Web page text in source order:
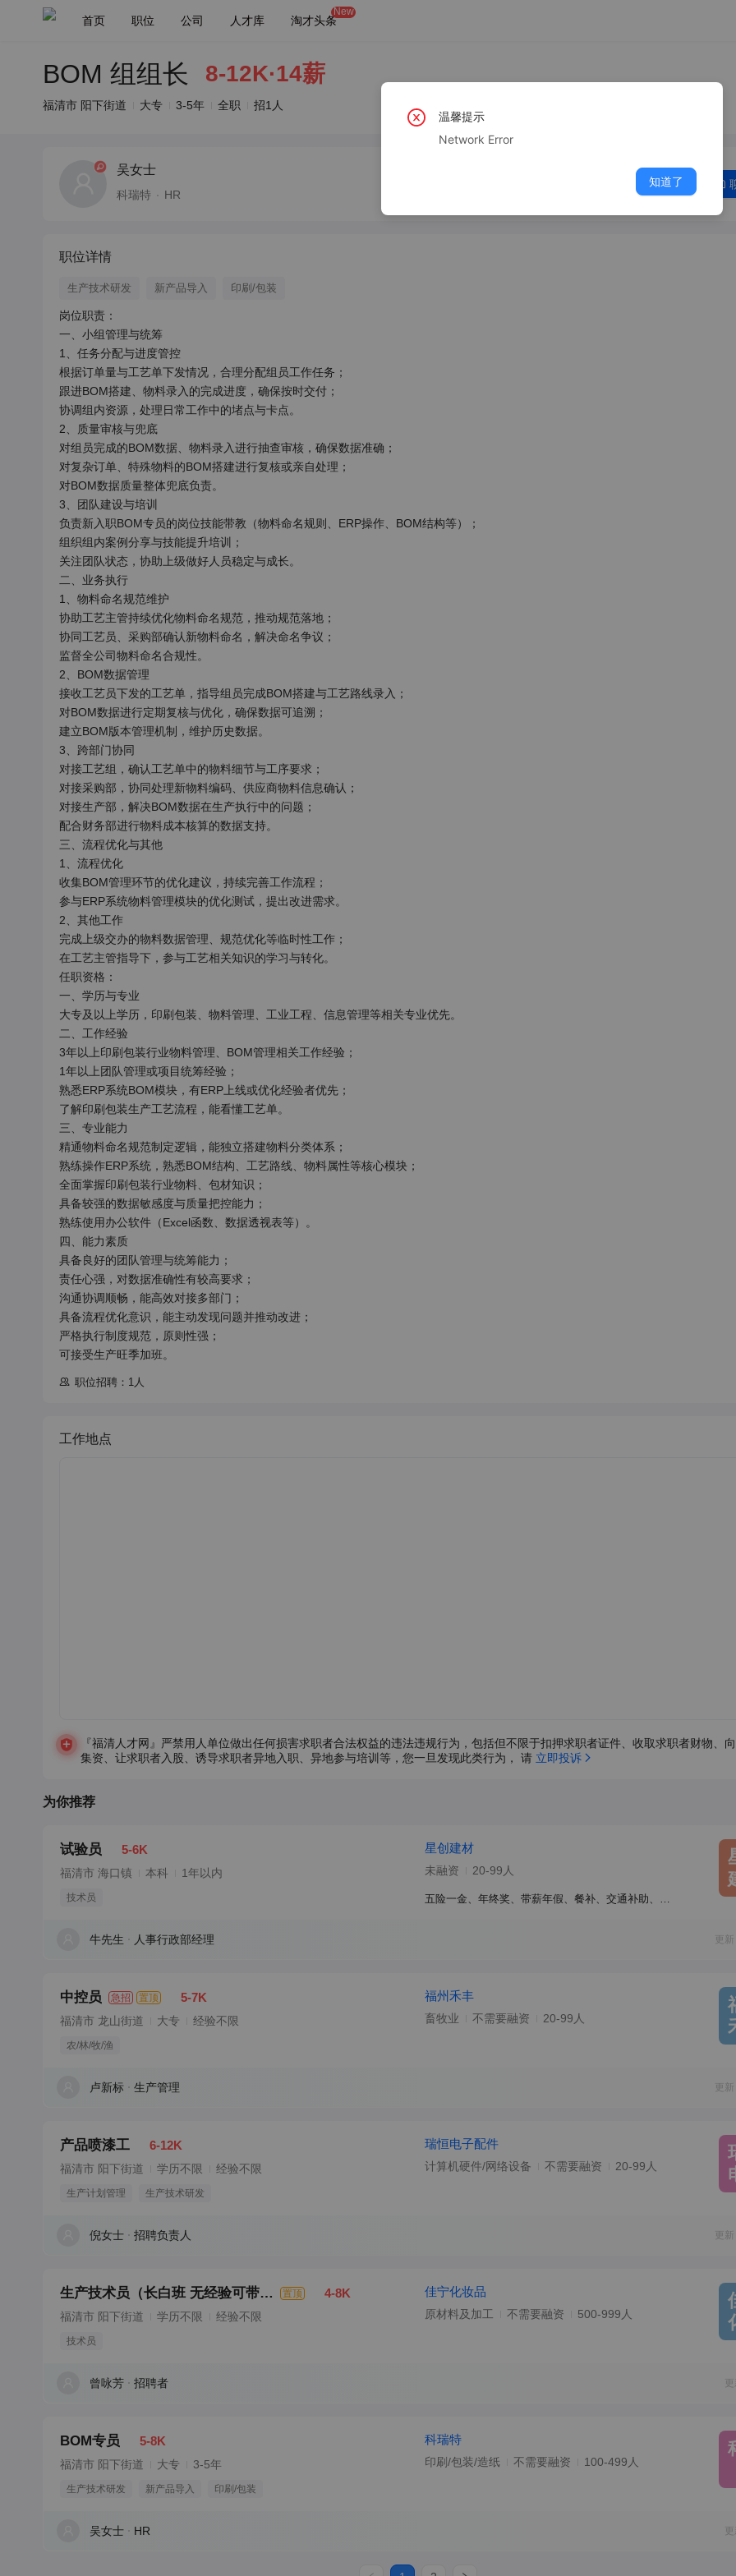
首页 职位 公司 人才库 淘才头条
New
BOM 组组长 8-12K·14薪
福清市 阳下街道 大专 3-5年 全职 招1人
吴女士
科瑞特 HR
职位详情
生产技术研发 新产品导入 印刷/包装
岗位职责：
一、小组管理与统筹
1、任务分配与进度管控
根据订单量与工艺单下发情况，合理分配组员工作任务；
跟进BOM搭建、物料录入的完成进度，确保按时交付；
协调组内资源，处理日常工作中的堵点与卡点。
2、质量审核与兜底
对组员完成的BOM数据、物料录入进行抽查审核，确保数据准确；
对复杂订单、特殊物料的BOM搭建进行复核或亲自处理；
对BOM数据质量整体兜底负责。
3、团队建设与培训
负责新入职BOM专员的岗位技能带教（物料命名规则、ERP操作、BOM结构等）；
组织组内案例分享与技能提升培训；
关注团队状态，协助上级做好人员稳定与成长。
二、业务执行
1、物料命名规范维护
协助工艺主管持续优化物料命名规范，推动规范落地；
协同工艺员、采购部确认新物料命名，解决命名争议；
监督全公司物料命名合规性。
2、BOM数据管理
接收工艺员下发的工艺单，指导组员完成BOM搭建与工艺路线录入；
对BOM数据进行定期复核与优化，确保数据可追溯；
建立BOM版本管理机制，维护历史数据。
3、跨部门协同
对接工艺组，确认工艺单中的物料细节与工序要求；
对接采购部，协同处理新物料编码、供应商物料信息确认；
对接生产部，解决BOM数据在生产执行中的问题；
配合财务部进行物料成本核算的数据支持。
三、流程优化与其他
1、流程优化
收集BOM管理环节的优化建议，持续完善工作流程；
参与ERP系统物料管理模块的优化测试，提出改进需求。
2、其他工作
完成上级交办的物料数据管理、规范优化等临时性工作；
在工艺主管指导下，参与工艺相关知识的学习与转化。
任职资格：
一、学历与专业
大专及以上学历，印刷包装、物料管理、工业工程、信息管理等相关专业优先。
二、工作经验
3年以上印刷包装行业物料管理、BOM管理相关工作经验；
1年以上团队管理或项目统筹经验；
熟悉ERP系统BOM模块，有ERP上线或优化经验者优先；
了解印刷包装生产工艺流程，能看懂工艺单。
三、专业能力
精通物料命名规范制定逻辑，能独立搭建物料分类体系；
熟练操作ERP系统，熟悉BOM结构、工艺路线、物料属性等核心模块；
全面掌握印刷包装行业物料、包材知识；
具备较强的数据敏感度与质量把控能力；
熟练使用办公软件（Excel函数、数据透视表等）。
四、能力素质
具备良好的团队管理与统筹能力；
责任心强，对数据准确性有较高要求；
沟通协调顺畅，能高效对接多部门；
具备流程优化意识，能主动发现问题并推动改进；
严格执行制度规范，原则性强；
可接受生产旺季加班。
职位招聘：1人
工作地点
『福清人才网』严禁用人单位做出任何损害求职者合法权益的违法违规行为，包括但不限于扣押求职者证件、收取求职者财物、
集资、让求职者入股、诱导求职者异地入职、异地参与培训等，您一旦发现此类行为， 请 立即投诉
为你推荐
试验员 5-6K
福清市 海口镇 本科 1年以内
技术员
星创建材
未融资 20-99人
五险一金、年终奖、带薪年假、餐补、交通补助、节日福利、包吃、包住
牛先生 人事行政部经理 更
中控员 急招 置顶 5-7K
福清市 龙山街道 大专 经验不限
农/林/牧/渔
福州禾丰
畜牧业 不需要融资 20-99人
卢新标 生产管理 更
产品喷漆工 6-12K
福清市 阳下街道 学历不限 经验不限
生产计划管理 生产技术研发
瑞恒电子配件
计算机硬件/网络设备 不需要融资 20-99人
倪女士 招聘负责人 更
生产技术员（长白班 无经验可带薪培训） 置顶 4-8K
福清市 阳下街道 学历不限 经验不限
技术员
佳宁化妆品
原材料及加工 不需要融资 500-999人
曾咏芳 招聘者
BOM专员 5-8K
福清市 阳下街道 大专 3-5年
生产技术研发 新产品导入 印刷/包装
科瑞特
印刷/包装/造纸 不需要融资 100-499人
吴女士 HR
温馨提示
Network Error
知道了